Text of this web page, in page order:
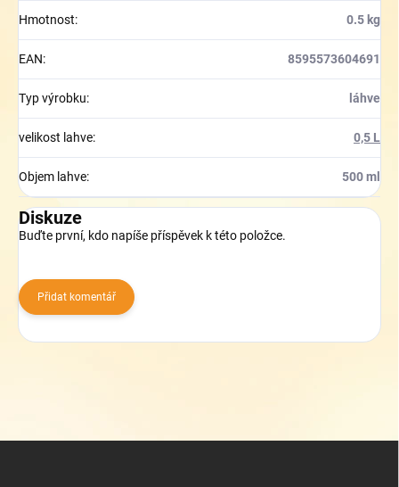
Hmotnost: 0.5 kg
EAN: 8595573604691
Typ výrobku: láhve
velikost lahve: 0,5 L
Objem lahve: 500 ml
Diskuze
Buďte první, kdo napíše příspěvek k této položce.
Přidat komentář